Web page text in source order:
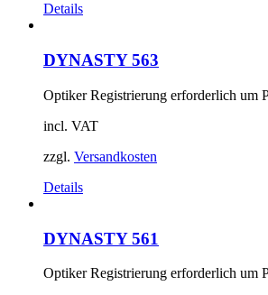
Details
DYNASTY 563
Optiker Registrierung erforderlich um
incl. VAT
zzgl. Versandkosten
Details
DYNASTY 561
Optiker Registrierung erforderlich um